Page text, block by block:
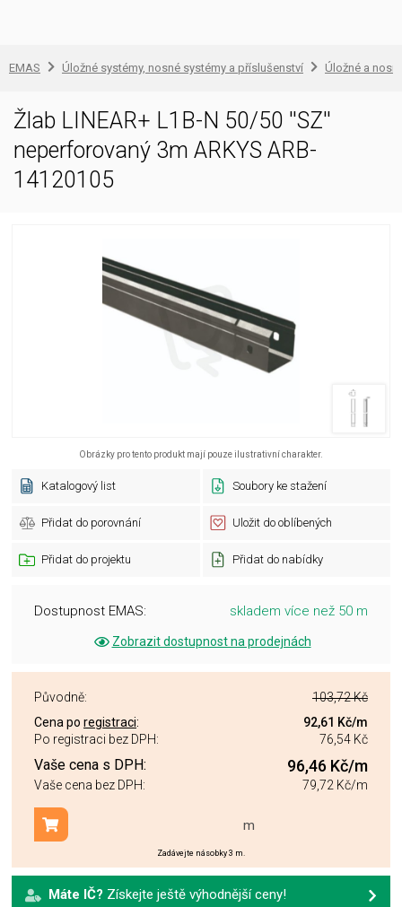
EMAS Úložné systémy, nosné systémy a příslušenství Úložné a
Žlab LINEAR+ L1B-N 50/50 ''SZ''
neperforovaný 3m ARKYS ARB-
14120105
Obrázky pro tento produkt mají pouze ilustrativní charakter.
Katalogový list Soubory ke stažení
Přidat do porovnání Uložit do oblíbených
Přidat do projektu Přidat do nabídky
Dostupnost EMAS: skladem více než 50 m
Zobrazit dostupnost na prodejnách
Původně:
103,72 Kč
Cena po registraci: 92,61 Kč/m
Po registraci bez DPH:
76,54 Kč
Vaše cena s DPH: 96,46 Kč/m
Vaše cena bez DPH: 79,72 Kč/m
m
Přidat do košíku
Zadávejte násobky 3 m.
Máte IČ? Získejte ještě výhodnější ceny!